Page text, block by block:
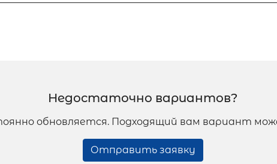
Недостаточно вариантов?
обновляется. Подходящий вам вариант
Отправить заявку